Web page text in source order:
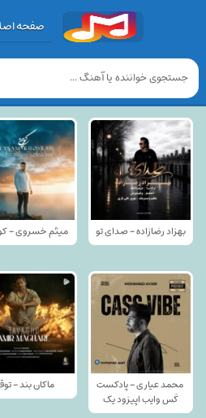
صفحه
بهزاد رضازاده - صدای تو میثم خسروی -
محمد عیاری - پادکست
کَس وایب اپیزود یک
ماکان بند -